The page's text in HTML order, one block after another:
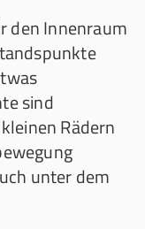
den Innenraum
sind
Rädern
unter dem